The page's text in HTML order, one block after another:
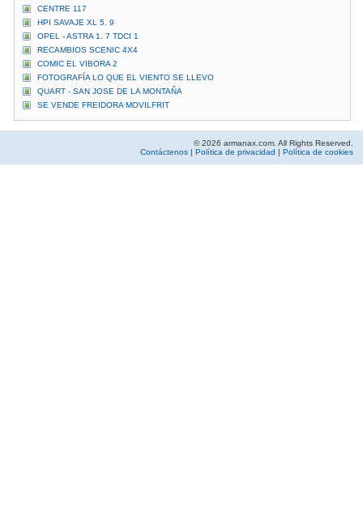
CENTRE 117
HPI SAVAJE XL 5. 9
OPEL - ASTRA 1. 7 TDCI 1
RECAMBIOS SCENIC 4X4
COMIC EL VIBORA 2
FOTOGRAFÍA LO QUE EL VIENTO SE LLEVO
QUART - SAN JOSE DE LA MONTAÑA
SE VENDE FREIDORA MOVILFRIT
© 2026 armanax.com. All Rights Reserved.
Contáctenos
Política de privacidad Política de cookies